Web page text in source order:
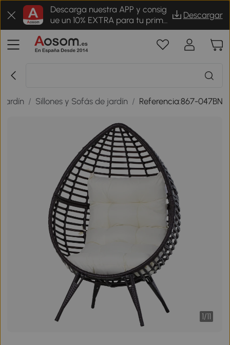
Descarga nuestra APP y consig
ue un 10% EXTRA para tu prime
r pedido
Descargar
jardín / Sillones y Sofás de jardín / Referencia:867-047BN
1/11